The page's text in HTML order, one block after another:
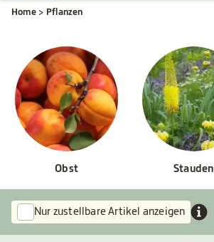
Home Pflanzen
Obst Stauden
Nur zustellbare Artikel anzeigen